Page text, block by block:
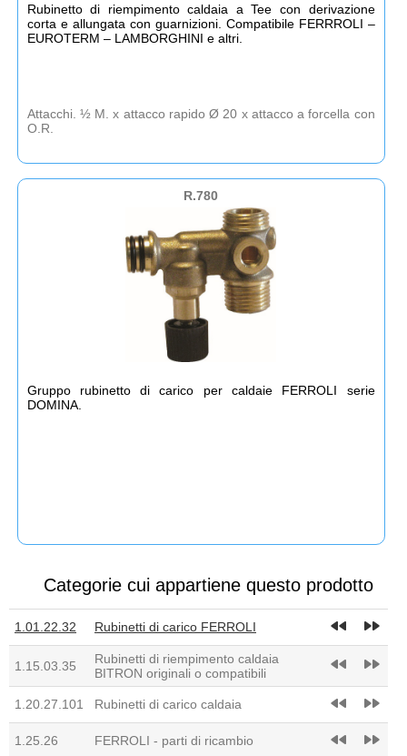
Rubinetto di riempimento caldaia a Tee con derivazione
corta e allungata con guarnizioni. Compatibile FERRROLI –
EUROTERM – LAMBORGHINI e altri.
Attacchi. ½ M. x attacco rapido Ø 20 x attacco a forcella con
O.R.
R.780
Gruppo rubinetto di carico per caldaie FERROLI serie
DOMINA.
Categorie cui appartiene questo prodotto
1.01.22.32 Rubinetti di carico FERROLI fast_rewind fast_forward
1.15.03.35
Rubinetti di riempimento caldaia
BITRON originali o compatibili
fast_rewind fast_forward
1.20.27.101 Rubinetti di carico caldaia fast_rewind fast_forward
1.25.26 FERROLI - parti di ricambio fast_rewind fast_forward